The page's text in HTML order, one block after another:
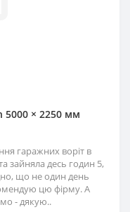
5000 × 2250 мм
гаражних воріт в
зайняла десь годин 5,
що не один день
цю фірму. А
- дякую..